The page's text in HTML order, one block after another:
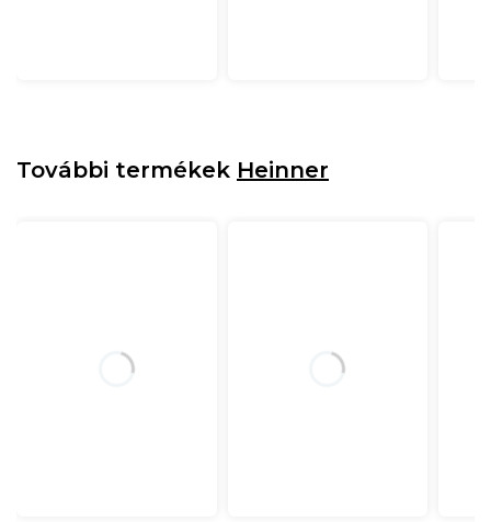
További termékek Heinner